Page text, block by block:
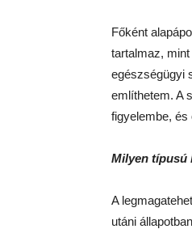
Főként
tartalmaz,
egészségügyi
említhetem. A
figyelembe, és
Milyen típusú
A
utáni